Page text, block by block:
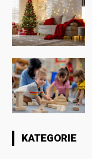
KATEGORIE